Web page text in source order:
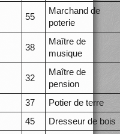
55
Marchand de
poterie
38
Maître de
musique
32
Maître de
pension
37
Potier de terre
45 Dresseur de bois